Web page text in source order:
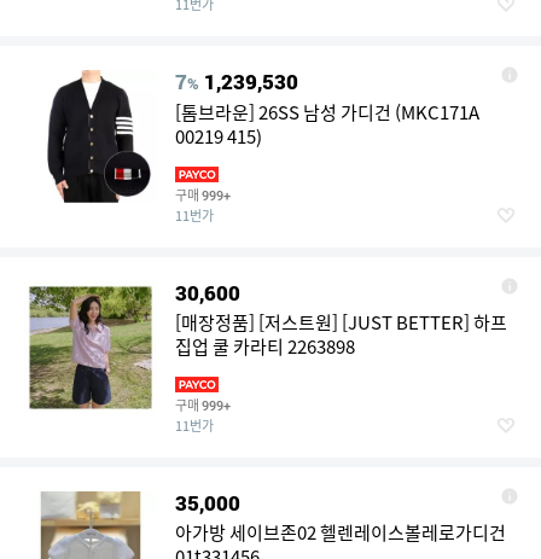
11번가
7% 1,239,530
[톰브라운] 26SS 남성 가디건 (MKC171A
00219 415)
구매 999+
11번가
30,600
[매장정품] [저스트원] [JUST BETTER] 하프
집업 쿨 카라티 2263898
구매 999+
11번가
35,000
아가방 세이브존02 헬렌레이스볼레로가디건